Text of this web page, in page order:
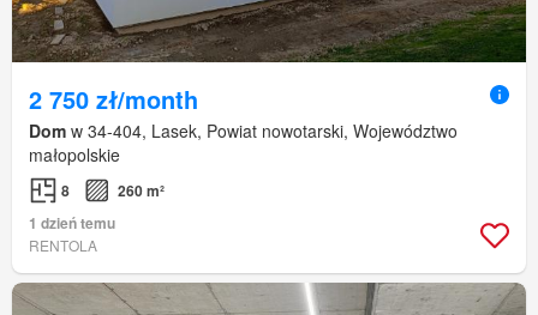
2 750 zł/month
Dom w 34-404, Lasek, Powiat nowotarski, Województwo
małopolskie
8
260 m²
1 dzień temu
RENTOLA